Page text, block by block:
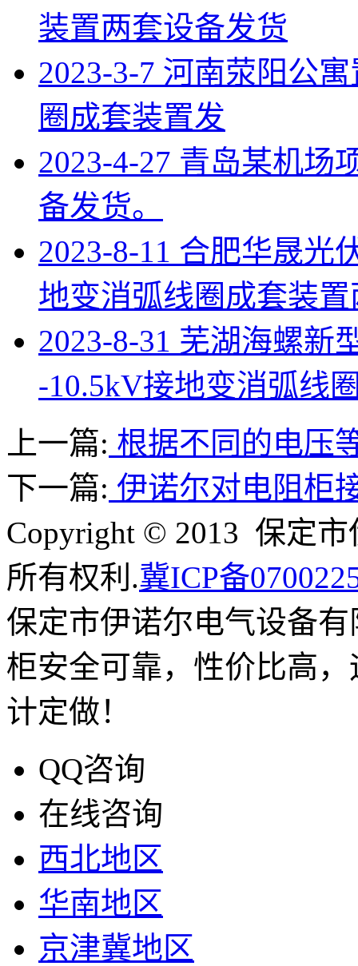
装置两套设备发货
2023-3-7 河南荥阳公
圈成套装置发
2023-4-27 青岛某机场
备发货。
2023-8-11 合肥华晟光
地变消弧线圈成套装
2023-8-31 芜湖海螺新
-10.5kV接地变消弧线
上一篇: 根据不同的电压
下一篇: 伊诺尔对电阻柜
Copyright © 2013 保定
所有权利.冀ICP备
保定市伊诺尔电气设备
柜安全可靠，性价比高
计定做！
QQ咨询
在线咨询
西北地区
华南地区
京津冀地区